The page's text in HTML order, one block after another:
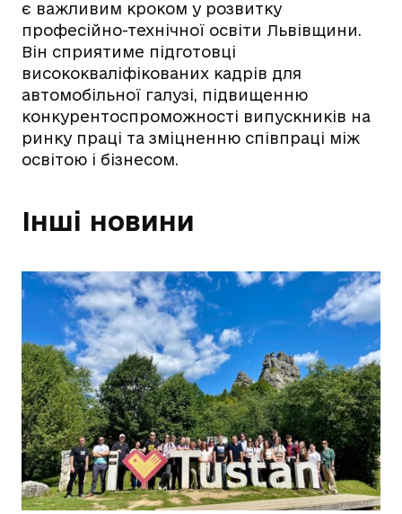
є важливим кроком у розвитку
професійно-технічної освіти Львівщини.
Він сприятиме підготовці
висококваліфікованих кадрів для
автомобільної галузі, підвищенню
конкурентоспроможності випускників на
ринку праці та зміцненню співпраці між
освітою і бізнесом.
Інші новини